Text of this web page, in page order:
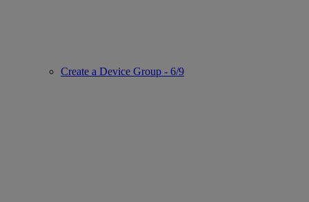
Create a Device Group - 6/9